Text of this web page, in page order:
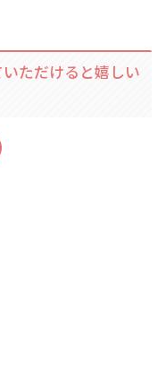
ただけると嬉しい